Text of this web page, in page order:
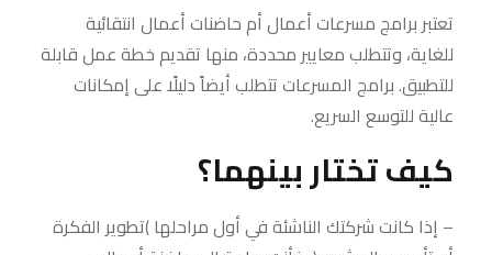
تعتبر برامج مسرعات أعمال أم حاضنات أعمال انتقائية
للغاية، وتتطلب معايير محددة، منها تقديم خطة عمل قابلة
للتطبيق. برامج المسرعات تتطلب أيضاً دليلًا على إمكانات
عالية للتوسع السريع.
كيف تختار بينهما؟
– إذا كانت شركتك الناشئة في أول مراحلها )تطوير الفكرة